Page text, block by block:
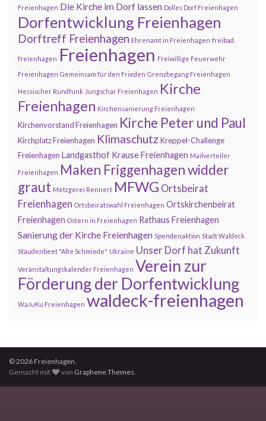
Freienhagen Die Kirche im Dorf lassen Dolles Dorf Freienhagen
Dorfentwicklung Freienhagen
Dorftreff Freienhagen Ehrenamt in Freienhagen freibad
freienhagen Freienhagen Freiwillige Feuerwehr
Freienhagen Gemeinsam für den Frieden Grenzbegang Freienhagen
Hessischer Rundfunk Jungschar Freienhagen Kirche
Freienhagen Kirchensanierung Freienhagen
Kirchenvorstand Freienhagen Kirche Peter und Paul
Kirchplatz Freienhagen Klimaschutz Kreppel-Challenge
Freienhagen Landgasthof Krause Freienhagen Mailverteiler
Freienhagen Maken Friggenhagen widder
graut Metzgerei Rennert MFWG Ortsbeirat
Freienhagen Ortsbeiratswahl Freienhagen Ortskirchenbeirat
Freienhagen Ostern in Freienhagen Rathaus Freienhagen
Sanierung der Kirche Freienhagen Spendenaktion Stadt Waldeck
Staudenbeet "Alte Schmiede" Ukraine Unser Dorf hat Zukunft
Veranstaltungskalender Freienhagen Verein zur
Förderung der Dorfentwicklung
WaJuKu Freienhagen waldeck-freienhagen
© 2026 Freienhagen.
Gemacht mit
von Graphene Themes